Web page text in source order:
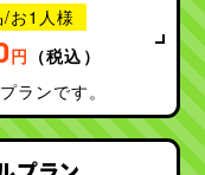
お1人様
円 （税込）
ランです。